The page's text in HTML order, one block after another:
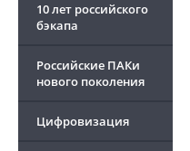
10 лет российского
бэкапа
Российские ПАКи
нового поколения
Цифровизация